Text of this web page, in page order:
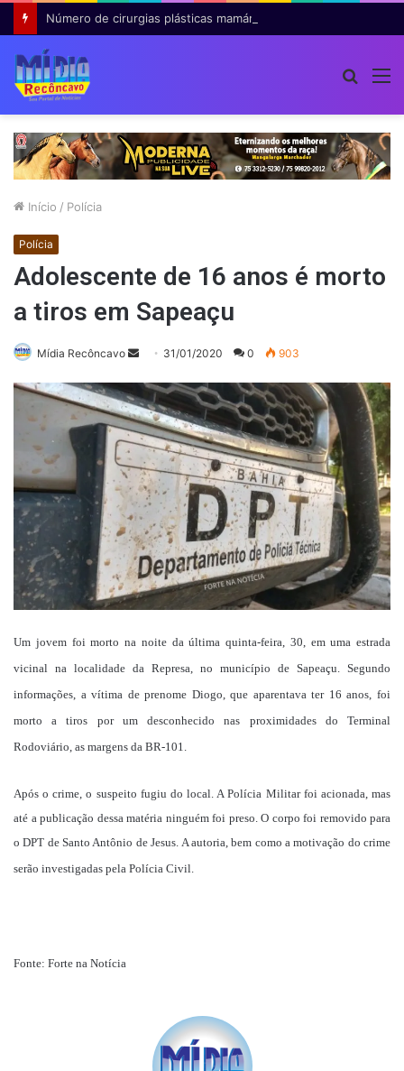
Início / Polícia
Polícia
Adolescente de 16 anos é morto
a tiros em Sapeaçu
Mídia Recôncavo
Mande
e-
mail
31/01/2020 0 903
Um jovem foi morto na noite da última quinta-feira, 30, em uma estrada
vicinal na localidade da Represa, no município de Sapeaçu. Segundo
informações, a vítima de prenome Diogo, que aparentava ter 16 anos, foi
morto a tiros por um desconhecido nas proximidades do Terminal
Rodoviário, as margens da BR-101.
Após o crime, o suspeito fugiu do local. A Polícia Militar foi acionada, mas
até a publicação dessa matéria ninguém foi preso. O corpo foi removido para
o DPT de Santo Antônio de Jesus. A autoria, bem como a motivação do crime
serão investigadas pela Polícia Civil.
Fonte: Forte na Notícia